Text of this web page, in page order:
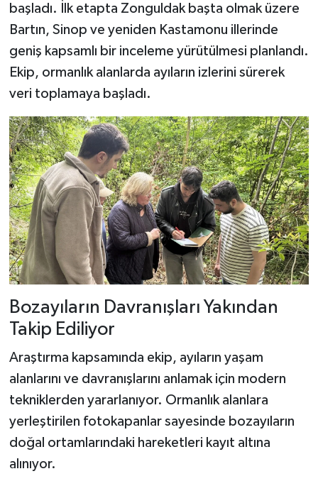
başladı. İlk etapta Zonguldak başta olmak üzere
Bartın, Sinop ve yeniden Kastamonu illerinde
geniş kapsamlı bir inceleme yürütülmesi planlandı.
Ekip, ormanlık alanlarda ayıların izlerini sürerek
veri toplamaya başladı.
Bozayıların Davranışları Yakından
Takip Ediliyor
Araştırma kapsamında ekip, ayıların yaşam
alanlarını ve davranışlarını anlamak için modern
tekniklerden yararlanıyor. Ormanlık alanlara
yerleştirilen fotokapanlar sayesinde bozayıların
doğal ortamlarındaki hareketleri kayıt altına
alınıyor.